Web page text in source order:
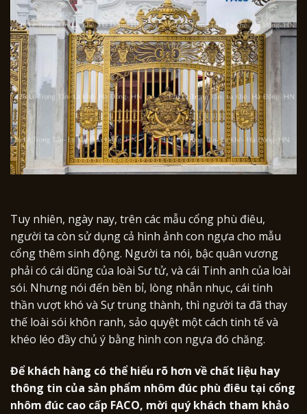
Tuy nhiên, ngày nay, trên các mẫu cổng phù điêu,
người ta còn sử dụng cả hình ảnh con ngựa cho mẫu
cổng thêm sinh động. Người ta nói, bậc quân vương
phải có cái dũng của loài Sư tử, và cái Tinh anh của loài
sói. Nhưng nói đến bền bỉ, lòng nhẫn nhục, cái tinh
thần vượt khó và Sự trung thành, thì người ta đã thay
thế loài sói khôn ranh, sảo quyệt một cách tinh tế và
khéo léo đầy chủ ý bằng hình con ngựa đó chăng.
Để khách hàng có thể hiểu rõ hơn về chất liệu hay
thông tin của sản phẩm nhôm đúc phù điêu tại cổng
nhôm đúc cao cấp FACO, mời quý khách tham khảo